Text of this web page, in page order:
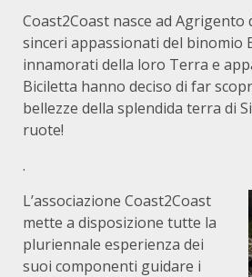
Coast2Coast nasce ad
sinceri appassionati del binomio
innamorati della loro Terra e
Biciletta hanno deciso di far
bellezze della splendida terra di
ruote!
.
L’associazione Coast2Coast
mette a disposizione tutte la
pluriennale esperienza dei
suoi componenti guidare i